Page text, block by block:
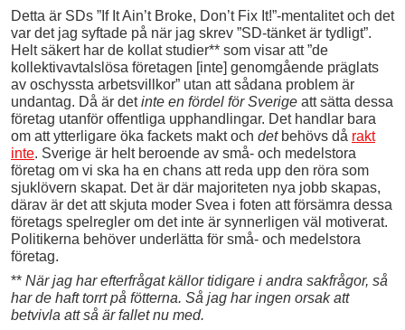
Detta är SDs ”If It Ain’t Broke, Don’t Fix It!”-mentalitet och det
var det jag syftade på när jag skrev ”SD-tänket är tydligt”.
Helt säkert har de kollat studier** som visar att ”de
kollektivavtalslösa företagen [inte] genomgående präglats
av oschyssta arbetsvillkor” utan att sådana problem är
undantag. Då är detinte en fördel för Sverige att sätta dessa
företag utanför offentliga upphandlingar. Det handlar bara
om att ytterligare öka fackets makt och detbehövs då rakt
inte. Sverige är helt beroende av små- och medelstora
företag om vi ska ha en chans att reda upp den röra som
sjuklövern skapat. Det är där majoriteten nya jobb skapas,
därav är det att skjuta moder Svea i foten att försämra dessa
företags spelregler om det inte är synnerligen väl motiverat.
Politikerna behöver underlätta för små- och medelstora
företag.
** När jag har efterfrågat källor tidigare i andra sakfrågor, så
har de haft torrt på fötterna. Så jag har ingen orsak att
betvivla att så är fallet nu med.